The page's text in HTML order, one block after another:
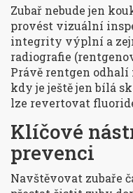
Zubař nebude jen
provést vizuální
integrity výplní a
radiografie
Právě rentgen
kdy je ještě jen bílá
lze revertovat
Klíčové
prevenci
Navštěvovat zubaře